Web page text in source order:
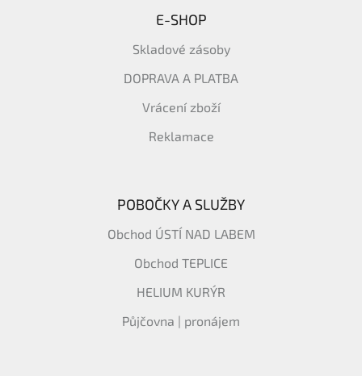
E-SHOP
Skladové zásoby
DOPRAVA A PLATBA
Vrácení zboží
Reklamace
POBOČKY A SLUŽBY
Obchod ÚSTÍ NAD LABEM
Obchod TEPLICE
HELIUM KURÝR
Půjčovna | pronájem